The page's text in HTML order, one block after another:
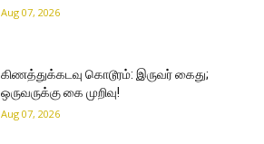
Aug 07, 2026
கிணத்துக்கடவு கொடூரம்: இருவர் கைது;
ஒருவருக்கு கை முறிவு!
Aug 07, 2026